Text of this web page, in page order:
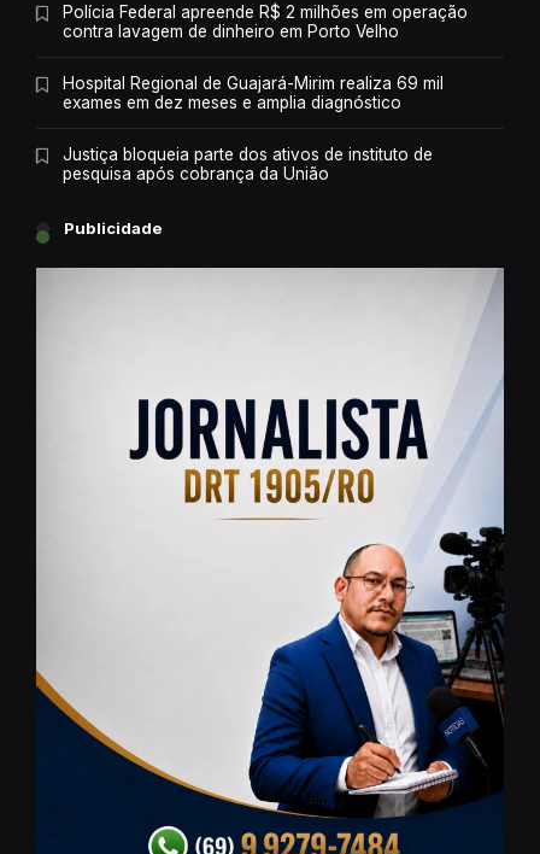
Polícia Federal apreende R$ 2 milhões em operação
contra lavagem de dinheiro em Porto Velho
Hospital Regional de Guajará-Mirim realiza 69 mil
exames em dez meses e amplia diagnóstico
Justiça bloqueia parte dos ativos de instituto de
pesquisa após cobrança da União
Publicidade